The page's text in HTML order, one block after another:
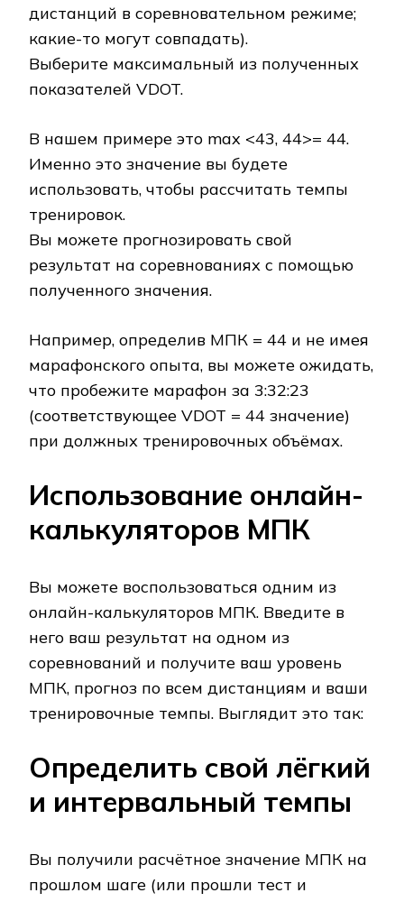
дистанций в соревновательном режиме;
какие-то могут совпадать).
Выберите максимальный из полученных
показателей VDOT.
В нашем примере это max <43, 44>= 44.
Именно это значение вы будете
использовать, чтобы рассчитать темпы
тренировок.
Вы можете прогнозировать свой
результат на соревнованиях с помощью
полученного значения.
Например, определив МПК = 44 и не имея
марафонского опыта, вы можете ожидать,
что пробежите марафон за 3:32:23
(соответствующее VDOT = 44 значение)
при должных тренировочных объёмах.
Использование онлайн-
калькуляторов МПК
Вы можете воспользоваться одним из
онлайн-калькуляторов МПК. Введите в
него ваш результат на одном из
соревнований и получите ваш уровень
МПК, прогноз по всем дистанциям и ваши
тренировочные темпы. Выглядит это так:
Определить свой лёгкий
и интервальный темпы
Вы получили расчётное значение МПК на
прошлом шаге (или прошли тест и